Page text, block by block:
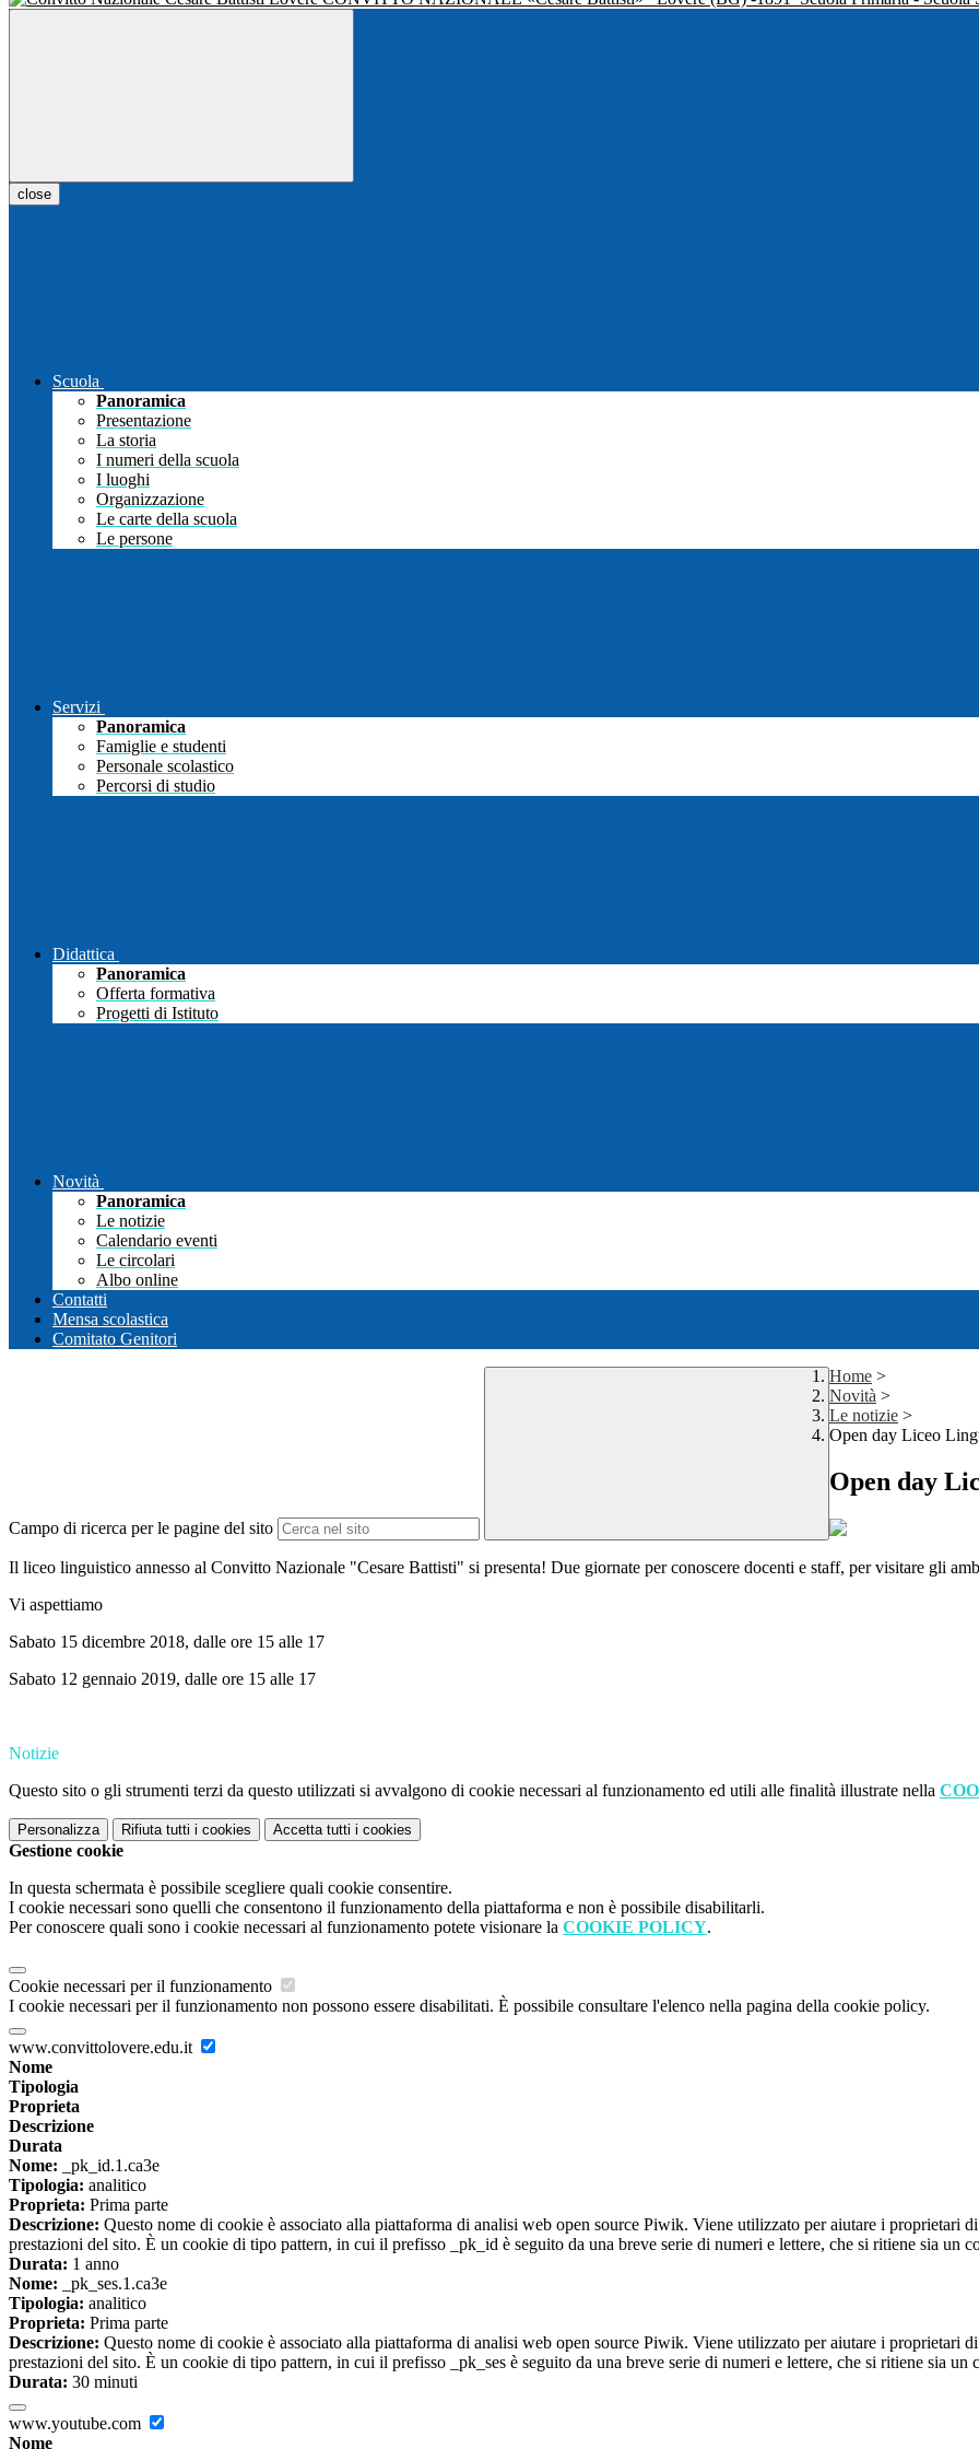
close
Scuola
Panoramica
Presentazione
La storia
I numeri della scuola
I luoghi
Organizzazione
Le carte della scuola
Le persone
Servizi
Panoramica
Famiglie e studenti
Personale scolastico
Percorsi di studio
Didattica
Panoramica
Offerta formativa
Progetti di Istituto
Novità
Panoramica
Le notizie
Calendario eventi
Le circolari
Albo online
Contatti
Mensa scolastica
Comitato Genitori
Campo di ricerca per le pagine del sito
Home >
Novità >
Le notizie >
Open day Liceo
Open day
Il liceo linguistico annesso al Convitto Nazionale "Cesare Battisti" si presenta! Due giornate per conoscere docenti e staff, per visitare gli
Vi aspettiamo
Sabato 15 dicembre 2018, dalle ore 15 alle 17
Sabato 12 gennaio 2019, dalle ore 15 alle 17
Notizie
Questo sito o gli strumenti terzi da questo utilizzati si avvalgono di cookie necessari al funzionamento ed utili alle finalità illustrate nella
Personalizza Rifiuta tutti i cookies Accetta tutti i cookies
Gestione cookie
In questa schermata è possibile scegliere quali cookie consentire.
I cookie necessari sono quelli che consentono il funzionamento della piattaforma e non è possibile disabilitarli.
Per conoscere quali sono i cookie necessari al funzionamento potete visionare la COOKIE POLICY.
Cookie necessari per il funzionamento
I cookie necessari per il funzionamento non possono essere disabilitati. È possibile consultare l'elenco nella pagina della cookie policy.
www.convittolovere.edu.it
Nome
Tipologia
Proprieta
Descrizione
Durata
Nome: _pk_id.1.ca3e
Tipologia: analitico
Proprieta: Prima parte
Descrizione: Questo nome di cookie è associato alla piattaforma di analisi web open source Piwik. Viene utilizzato per aiutare i proprietari
prestazioni del sito. È un cookie di tipo pattern, in cui il prefisso _pk_id è seguito da una breve serie di numeri e lettere, che si ritiene sia un
Durata: 1 anno
Nome: _pk_ses.1.ca3e
Tipologia: analitico
Proprieta: Prima parte
Descrizione: Questo nome di cookie è associato alla piattaforma di analisi web open source Piwik. Viene utilizzato per aiutare i proprietari
prestazioni del sito. È un cookie di tipo pattern, in cui il prefisso _pk_ses è seguito da una breve serie di numeri e lettere, che si ritiene sia
Durata: 30 minuti
www.youtube.com
Nome